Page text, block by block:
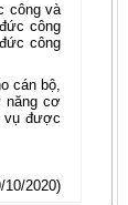
công và
công
công
cán bộ,
năng cơ
vụ được
10/2020)